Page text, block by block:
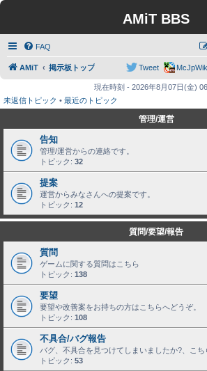
AMiT BBS
FAQ
AMiT 掲示板トップ Tweet
現在時刻 - 2026年8月07日(金)
未返信トピック • 最近のトピック
管理/運営
告知
管理/運営からの連絡です。
トピック: 32
提案
運営からみなさんへの提案です。
トピック: 12
質問/要望/報告
質問
ゲームに関する質問はこちら
トピック: 138
要望
要望や改善案をお持ちの方はこちらへどうぞ。
トピック: 108
不具合/バグ報告
バグ、不具合を見つけてしまいましたか?、こち
トピック: 53